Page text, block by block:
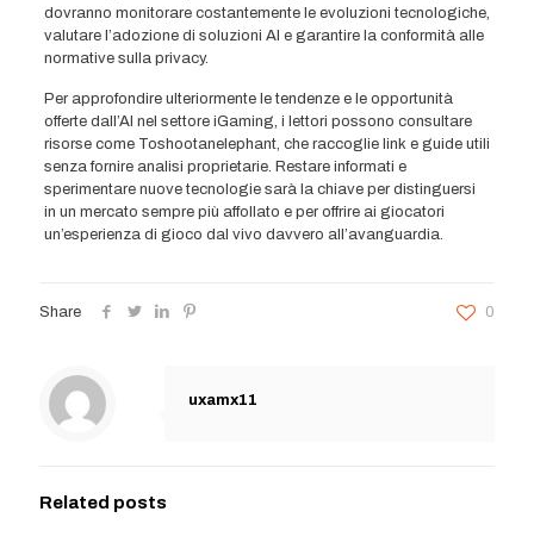
dovranno monitorare costantemente le evoluzioni tecnologiche,
valutare l’adozione di soluzioni AI e garantire la conformità alle
normative sulla privacy.
Per approfondire ulteriormente le tendenze e le opportunità
offerte dall’AI nel settore iGaming, i lettori possono consultare
risorse come Toshootanelephant, che raccoglie link e guide utili
senza fornire analisi proprietarie. Restare informati e
sperimentare nuove tecnologie sarà la chiave per distinguersi
in un mercato sempre più affollato e per offrire ai giocatori
un’esperienza di gioco dal vivo davvero all’avanguardia.
Share 0
uxamx11
Related posts